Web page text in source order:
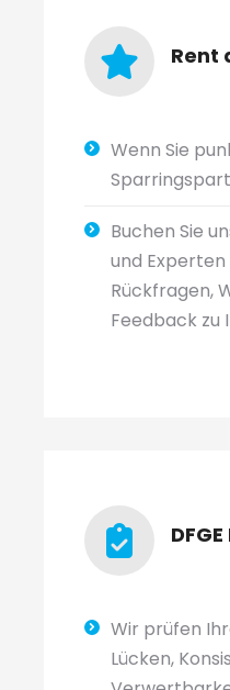
Rent
Wenn Sie
Buchen Sie
und
Rückfragen,
Feedback zu
Wir prüfen
Lücken,